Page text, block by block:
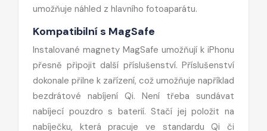
umožňuje náhled z hlavního fotoaparátu.
Kompatibilní s MagSafe
Instalované magnety MagSafe umožňují k iPhonu
přesně připojit další příslušenství. Příslušenství
dokonale přilne k zařízení, což umožňuje například
bezdrátové nabíjení Qi. Není třeba sundávat
nabíjecí pouzdro s baterií. Stačí jej položit na
nabíječku, která pracuje ve standardu Qi či